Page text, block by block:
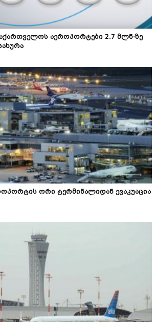
აეროპორტები 2.7 მლნ-ზე
ორი ტერმინალიდან ევაკუაცია